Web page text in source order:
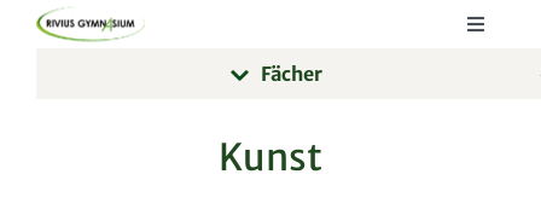
Skip
Toggle
Fächer
Kunst